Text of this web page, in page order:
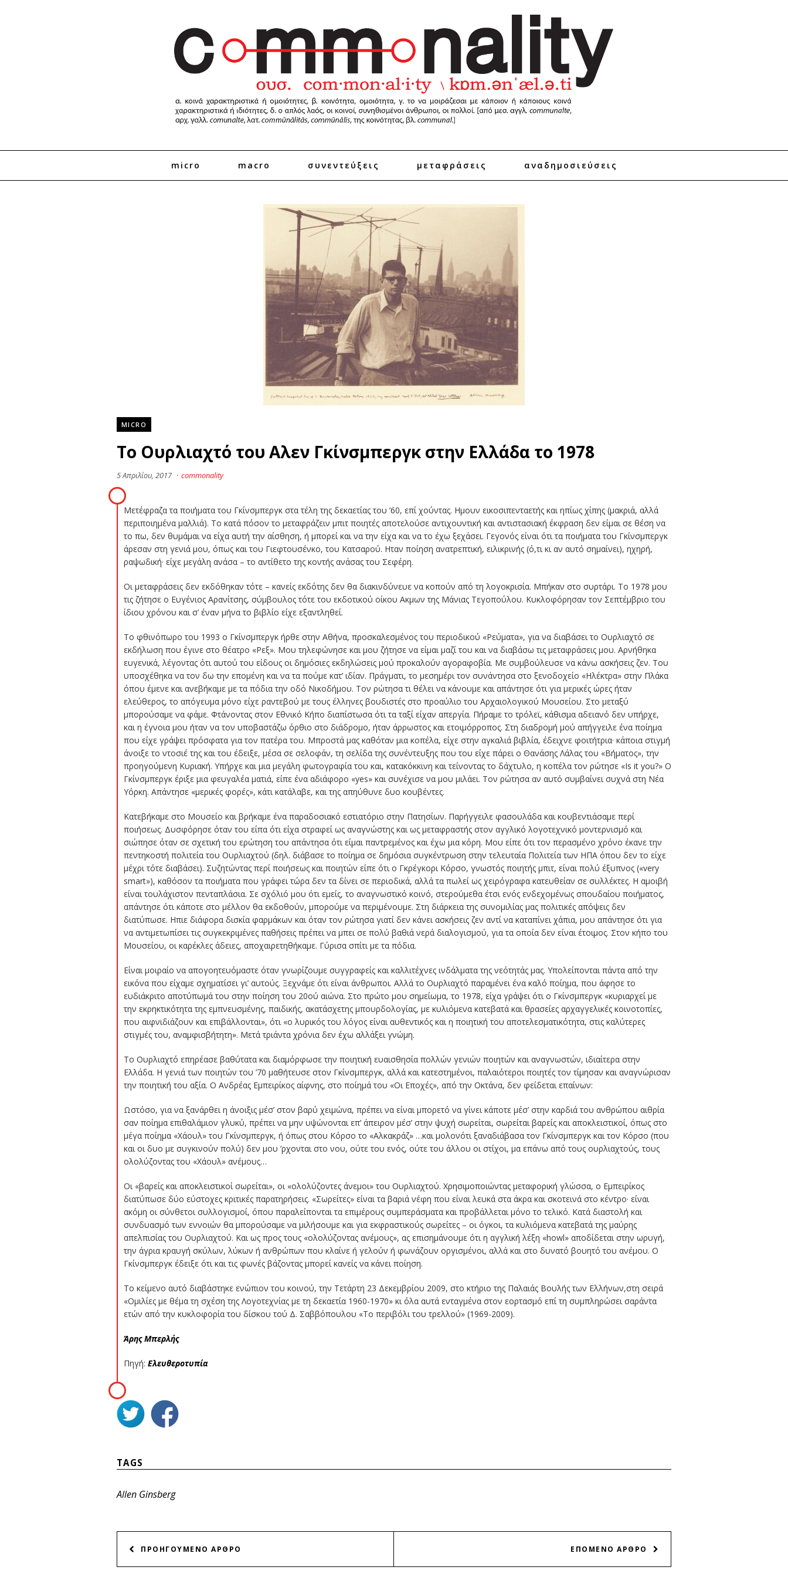
micro macro συνεντεύξεις μεταφράσεις αναδημοσιεύσεις
MICRO
Το Ουρλιαχτό του Αλεν Γκίνσμπεργκ στην Ελλάδα το 1978
5 Απριλίου, 2017 · commonality
Μετέφραζα τα ποιήματα του Γκίνσμπεργκ στα τέλη της δεκαετίας του ’60, επί χούντας. Ημουν εικοσιπενταετής και ηπίως χίπης (μακριά, αλλά
περιποιημένα μαλλιά). Το κατά πόσον το μεταφράζειν μπιτ ποιητές αποτελούσε αντιχουντική και αντιστασιακή έκφραση δεν είμαι σε θέση να
το πω, δεν θυμάμαι να είχα αυτή την αίσθηση, ή μπορεί και να την είχα και να το έχω ξεχάσει. Γεγονός είναι ότι τα ποιήματα του Γκίνσμπεργκ
άρεσαν στη γενιά μου, όπως και του Γιεφτουσένκο, του Κατσαρού. Ηταν ποίηση ανατρεπτική, ειλικρινής (ό,τι κι αν αυτό σημαίνει), ηχηρή,
ραψωδική· είχε μεγάλη ανάσα – το αντίθετο της κοντής ανάσας του Σεφέρη.
Οι μεταφράσεις δεν εκδόθηκαν τότε – κανείς εκδότης δεν θα διακινδύνευε να κοπούν από τη λογοκρισία. Μπήκαν στο συρτάρι. Το 1978 μου
τις ζήτησε ο Ευγένιος Αρανίτσης, σύμβουλος τότε του εκδοτικού οίκου Ακμων της Μάνιας Τεγοπούλου. Κυκλοφόρησαν τον Σεπτέμβριο του
ίδιου χρόνου και σ’ έναν μήνα το βιβλίο είχε εξαντληθεί.
Το φθινόπωρο του 1993 ο Γκίνσμπεργκ ήρθε στην Αθήνα, προσκαλεσμένος του περιοδικού «Ρεύματα», για να διαβάσει το Ουρλιαχτό σε
εκδήλωση που έγινε στο θέατρο «Ρεξ». Μου τηλεφώνησε και μου ζήτησε να είμαι μαζί του και να διαβάσω τις μεταφράσεις μου. Αρνήθηκα
ευγενικά, λέγοντας ότι αυτού του είδους οι δημόσιες εκδηλώσεις μού προκαλούν αγοραφοβία. Με συμβούλευσε να κάνω ασκήσεις ζεν. Του
υποσχέθηκα να τον δω την επομένη και να τα πούμε κατ’ ιδίαν. Πράγματι, το μεσημέρι τον συνάντησα στο ξενοδοχείο «Ηλέκτρα» στην Πλάκα
όπου έμενε και ανεβήκαμε με τα πόδια την οδό Νικοδήμου. Τον ρώτησα τι θέλει να κάνουμε και απάντησε ότι για μερικές ώρες ήταν
ελεύθερος, το απόγευμα μόνο είχε ραντεβού με τους έλληνες βουδιστές στο προαύλιο του Αρχαιολογικού Μουσείου. Στο μεταξύ
μπορούσαμε να φάμε. Φτάνοντας στον Εθνικό Κήπο διαπίστωσα ότι τα ταξί είχαν απεργία. Πήραμε το τρόλεϊ, κάθισμα αδειανό δεν υπήρχε,
και η έγνοια μου ήταν να τον υποβαστάζω όρθιο στο διάδρομο, ήταν άρρωστος και ετοιμόρροπος. Στη διαδρομή μού απήγγειλε ένα ποίημα
που είχε γράψει πρόσφατα για τον πατέρα του. Μπροστά μας καθόταν μια κοπέλα, είχε στην αγκαλιά βιβλία, έδειχνε φοιτήτρια· κάποια στιγμή
άνοιξε το ντοσιέ της και του έδειξε, μέσα σε σελοφάν, τη σελίδα της συνέντευξης που του είχε πάρει ο Θανάσης Λάλας του «Βήματος», την
προηγούμενη Κυριακή. Υπήρχε και μια μεγάλη φωτογραφία του και, κατακόκκινη και τείνοντας το δάχτυλο, η κοπέλα τον ρώτησε «Is it you?» Ο
Γκίνσμπεργκ έριξε μια φευγαλέα ματιά, είπε ένα αδιάφορο «yes» και συνέχισε να μου μιλάει. Τον ρώτησα αν αυτό συμβαίνει συχνά στη Νέα
Υόρκη. Απάντησε «μερικές φορές», κάτι κατάλαβε, και της απηύθυνε δυο κουβέντες.
Κατεβήκαμε στο Μουσείο και βρήκαμε ένα παραδοσιακό εστιατόριο στην Πατησίων. Παρήγγειλε φασουλάδα και κουβεντιάσαμε περί
ποιήσεως. Δυσφόρησε όταν του είπα ότι είχα στραφεί ως αναγνώστης και ως μεταφραστής στον αγγλικό λογοτεχνικό μοντερνισμό και
σιώπησε όταν σε σχετική του ερώτηση του απάντησα ότι είμαι παντρεμένος και έχω μια κόρη. Μου είπε ότι τον περασμένο χρόνο έκανε την
πεντηκοστή πολιτεία του Ουρλιαχτού (δηλ. διάβασε το ποίημα σε δημόσια συγκέντρωση στην τελευταία Πολιτεία των ΗΠΑ όπου δεν το είχε
μέχρι τότε διαβάσει). Συζητώντας περί ποιήσεως και ποιητών είπε ότι ο Γκρέγκορι Κόρσο, γνωστός ποιητής μπιτ, είναι πολύ έξυπνος («very
smart»), καθόσον τα ποιήματα που γράφει τώρα δεν τα δίνει σε περιοδικά, αλλά τα πωλεί ως χειρόγραφα κατευθείαν σε συλλέκτες. Η αμοιβή
είναι τουλάχιστον πενταπλάσια. Σε σχόλιό μου ότι εμείς, το αναγνωστικό κοινό, στερούμεθα έτσι ενός ενδεχομένως σπουδαίου ποιήματος,
απάντησε ότι κάποτε στο μέλλον θα εκδοθούν, μπορούμε να περιμένουμε. Στη διάρκεια της συνομιλίας μας πολιτικές απόψεις δεν
διατύπωσε. Ηπιε διάφορα δισκία φαρμάκων και όταν τον ρώτησα γιατί δεν κάνει ασκήσεις ζεν αντί να καταπίνει χάπια, μου απάντησε ότι για
να αντιμετωπίσει τις συγκεκριμένες παθήσεις πρέπει να μπει σε πολύ βαθιά νερά διαλογισμού, για τα οποία δεν είναι έτοιμος. Στον κήπο του
Μουσείου, οι καρέκλες άδειες, αποχαιρετηθήκαμε. Γύρισα σπίτι με τα πόδια.
Είναι μοιραίο να απογοητευόμαστε όταν γνωρίζουμε συγγραφείς και καλλιτέχνες ινδάλματα της νεότητάς μας. Υπολείπονται πάντα από την
εικόνα που είχαμε σχηματίσει γι’ αυτούς. Ξεχνάμε ότι είναι άνθρωποι. Αλλά το Ουρλιαχτό παραμένει ένα καλό ποίημα, που άφησε το
ευδιάκριτο αποτύπωμά του στην ποίηση του 20ού αιώνα. Στο πρώτο μου σημείωμα, το 1978, είχα γράψει ότι ο Γκίνσμπεργκ «κυριαρχεί με
την εκρηκτικότητα της εμπνευσμένης, παιδικής, ακατάσχετης μπουρδολογίας, με κυλιόμενα κατεβατά και θρασείες αρχαγγελικές κοινοτοπίες,
που αιφνιδιάζουν και επιβάλλονται», ότι «ο λυρικός του λόγος είναι αυθεντικός και η ποιητική του αποτελεσματικότητα, στις καλύτερες
στιγμές του, αναμφισβήτητη». Μετά τριάντα χρόνια δεν έχω αλλάξει γνώμη.
Το Ουρλιαχτό επηρέασε βαθύτατα και διαμόρφωσε την ποιητική ευαισθησία πολλών γενιών ποιητών και αναγνωστών, ιδιαίτερα στην
Ελλάδα. Η γενιά των ποιητών του ’70 μαθήτευσε στον Γκίνσμπεργκ, αλλά και κατεστημένοι, παλαιότεροι ποιητές τον τίμησαν και αναγνώρισαν
την ποιητική του αξία. Ο Ανδρέας Εμπειρίκος αίφνης, στο ποίημά του «Οι Εποχές», από την Οκτάνα, δεν φείδεται επαίνων:
Ωστόσο, για να ξανάρθει η άνοιξις μέσ’ στον βαρύ χειμώνα, πρέπει να είναι μπορετό να γίνει κάποτε μέσ’ στην καρδιά του ανθρώπου αιθρία
σαν ποίημα επιθαλάμιον γλυκύ, πρέπει να μην υψώνονται επ’ άπειρον μέσ’ στην ψυχή σωρείται, σωρείται βαρείς και αποκλειστικοί, όπως στο
μέγα ποίημα «Χάουλ» του Γκίνσμπεργκ, ή όπως στου Κόρσο το «Αλκακράζ» …και μολονότι ξαναδιάβασα τον Γκίνσμπεργκ και τον Κόρσο (που
και οι δυο με συγκινούν πολύ) δεν μου ‘ρχονται στο νου, ούτε του ενός, ούτε του άλλου οι στίχοι, μα επάνω από τους ουρλιαχτούς, τους
ολολύζοντας του «Χάουλ» ανέμους…
Οι «βαρείς και αποκλειστικοί σωρείται», οι «ολολύζοντες άνεμοι» του Ουρλιαχτού. Χρησιμοποιώντας μεταφορική γλώσσα, ο Εμπειρίκος
διατύπωσε δύο εύστοχες κριτικές παρατηρήσεις. «Σωρείτες» είναι τα βαριά νέφη που είναι λευκά στα άκρα και σκοτεινά στο κέντρο· είναι
ακόμη οι σύνθετοι συλλογισμοί, όπου παραλείπονται τα επιμέρους συμπεράσματα και προβάλλεται μόνο το τελικό. Κατά διαστολή και
συνδυασμό των εννοιών θα μπορούσαμε να μιλήσουμε και για εκφραστικούς σωρείτες – οι όγκοι, τα κυλιόμενα κατεβατά της μαύρης
απελπισίας του Ουρλιαχτού. Και ως προς τους «ολολύζοντας ανέμους», ας επισημάνουμε ότι η αγγλική λέξη «howl» αποδίδεται στην ωρυγή,
την άγρια κραυγή σκύλων, λύκων ή ανθρώπων που κλαίνε ή γελούν ή φωνάζουν οργισμένοι, αλλά και στο δυνατό βουητό του ανέμου. Ο
Γκίνσμπεργκ έδειξε ότι και τις φωνές βάζοντας μπορεί κανείς να κάνει ποίηση.
Το κείμενο αυτό διαβάστηκε ενώπιον του κοινού, την Τετάρτη 23 Δεκεμβρίου 2009, στο κτήριο της Παλαιάς Βουλής των Ελλήνων,στη σειρά
«Ομιλίες με θέμα τη σχέση της Λογοτεχνίας με τη δεκαετία 1960-1970» κι όλα αυτά ενταγμένα στον εορτασμό επί τη συμπληρώσει σαράντα
ετών από την κυκλοφορία του δίσκου τού Δ. Σαββόπουλου «Το περιβόλι του τρελλού» (1969-2009).
Άρης Μπερλής
Πηγή: Ελευθεροτυπία
TAGS
Allen Ginsberg
ΑΡΘΡΩΝ
ΕΠΟΜΕΝΟ ΑΡΘΡΟ
ΠΡΟΗΓΟΥΜΕΝΟ ΑΡΘΡΟ